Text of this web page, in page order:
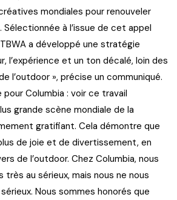
mondiales pour renouveler
Sélectionnée à l’issue de cet appel
a développé une stratégie
l’expérience et un ton décalé, loin des
l’outdoor », précise un communiqué.
pour Columbia : voir ce travail
grande scène mondiale de la
gratifiant. Cela démontre que
de joie et de divertissement, en
de l’outdoor. Chez Columbia, nous
très au sérieux, mais nous ne nous
Nous sommes honorés que